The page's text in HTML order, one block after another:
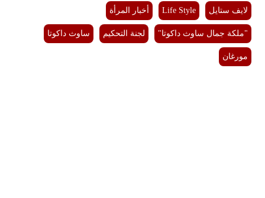
لايف ستايل Life Style أخبار المرأة
"ملكة جمال ساوث داكوتا" لجنة التحكيم ساوث داكوتا
مورغان